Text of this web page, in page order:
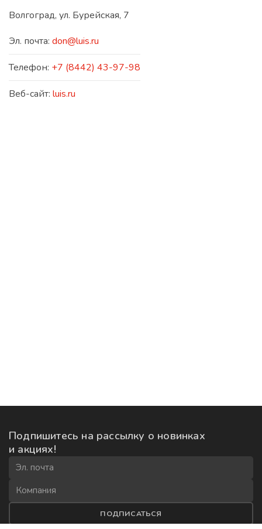
Волгоград, ул. Бурейская, 7
Эл. почта: don@luis.ru
Телефон: +7 (8442) 43-97-98
Веб-сайт: luis.ru
Подпишитесь на рассылку о новинках
и акциях!
ПОДПИСАТЬСЯ